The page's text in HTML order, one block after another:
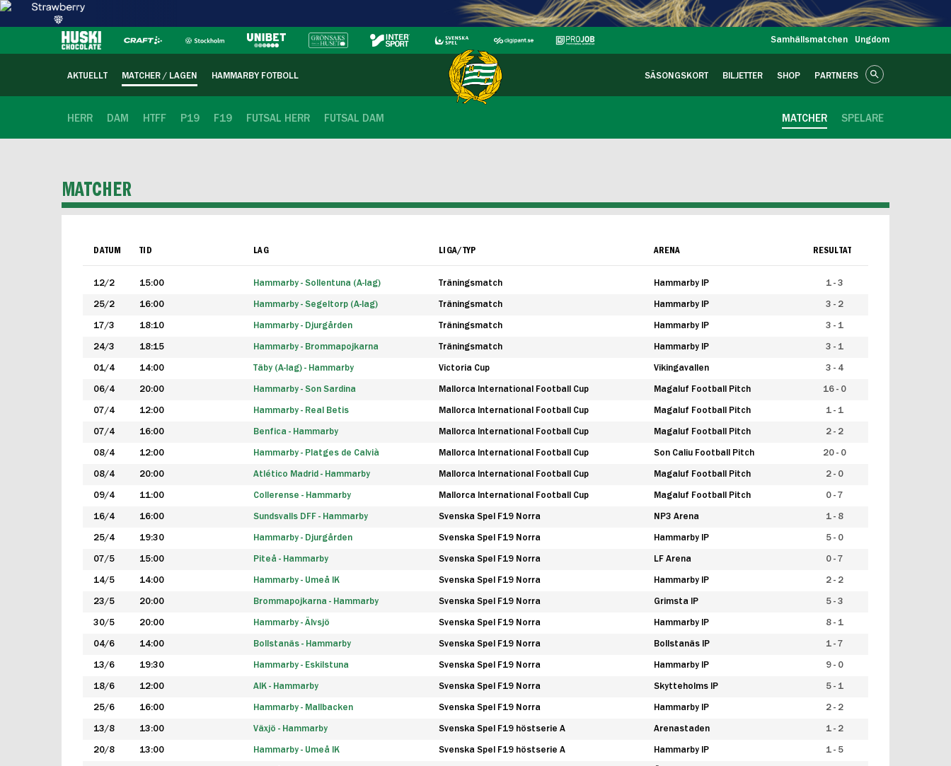
Samhällsmatchen Ungdom
AKTUELLT MATCHER / LAGEN HAMMARBY FOTBOLL SÄSONGSKORT BILJETTER SHOP PARTNERS
HERR DAM HTFF P19 F19 FUTSAL HERR FUTSAL DAM SPELARE
MATCHER
MATCHER
DATUM TID LAG LIGA/TYP ARENA RESULTAT
12/2 15:00 Hammarby - Sollentuna (A-lag) Träningsmatch Hammarby IP 1 - 3
25/2 16:00 Hammarby - Segeltorp (A-lag) Träningsmatch Hammarby IP 3 - 2
17/3 18:10 Hammarby - Djurgården Träningsmatch Hammarby IP 3 - 1
24/3 18:15 Hammarby - Brommapojkarna Träningsmatch Hammarby IP 3 - 1
01/4 14:00 Täby (A-lag) - Hammarby Victoria Cup Vikingavallen 3 - 4
06/4 20:00 Hammarby - Son Sardina Mallorca International Football Cup Magaluf Football Pitch 16 - 0
07/4 12:00 Hammarby - Real Betis Mallorca International Football Cup Magaluf Football Pitch 1 - 1
07/4 16:00 Benfica - Hammarby Mallorca International Football Cup Magaluf Football Pitch 2 - 2
08/4 12:00 Hammarby - Platges de Calvià Mallorca International Football Cup Son Caliu Football Pitch 20 - 0
08/4 20:00 Atlético Madrid - Hammarby Mallorca International Football Cup Magaluf Football Pitch 2 - 0
09/4 11:00 Collerense - Hammarby Mallorca International Football Cup Magaluf Football Pitch 0 - 7
16/4 16:00 Sundsvalls DFF - Hammarby Svenska Spel F19 Norra NP3 Arena 1 - 8
25/4 19:30 Hammarby - Djurgården Svenska Spel F19 Norra Hammarby IP 5 - 0
07/5 15:00 Piteå - Hammarby Svenska Spel F19 Norra LF Arena 0 - 7
14/5 14:00 Hammarby - Umeå IK Svenska Spel F19 Norra Hammarby IP 2 - 2
23/5 20:00 Brommapojkarna - Hammarby Svenska Spel F19 Norra Grimsta IP 5 - 3
30/5 20:00 Hammarby - Älvsjö Svenska Spel F19 Norra Hammarby IP 8 - 1
04/6 14:00 Bollstanäs - Hammarby Svenska Spel F19 Norra Bollstanäs IP 1 - 7
13/6 19:30 Hammarby - Eskilstuna Svenska Spel F19 Norra Hammarby IP 9 - 0
18/6 12:00 AIK - Hammarby Svenska Spel F19 Norra Skytteholms IP 5 - 1
25/6 16:00 Hammarby - Mallbacken Svenska Spel F19 Norra Hammarby IP 2 - 2
13/8 13:00 Växjö - Hammarby Svenska Spel F19 höstserie A Arenastaden 1 - 2
20/8 13:00 Hammarby - Umeå IK Svenska Spel F19 höstserie A Hammarby IP 1 - 5